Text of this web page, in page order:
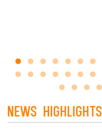
News HighLights